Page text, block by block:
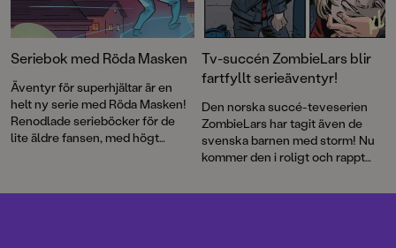
Seriebok med Röda Masken
Äventyr för superhjältar är en
helt ny serie med Röda Masken!
Renodlade serieböcker för de
lite äldre fansen, med högt
Tv-succén ZombieLars blir
fartfyllt serieäventyr!
Den norska succé-teveserien
ZombieLars har tagit även de
svenska barnen med storm! Nu
kommer den i roligt och rappt
illustratören Kim W. Andersson.